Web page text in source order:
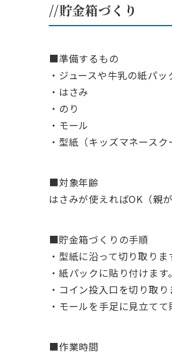
//貯金箱づくり
■準備するもの
・ジュースや牛乳の紙パ
・はさみ
・のり
・モール
・型紙（キッズマネースク
■対象年齢
はさみが使えればOK（親
■貯金箱づくりの手順
・型紙に沿って切り取りま
・紙パックに貼り付けます。
・コイン投入口を切り取り
・モールを手足に見立てて
■作業時間